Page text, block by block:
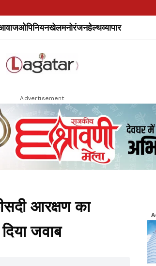
ओपिनियनखेलमनोरंजनहेल्थव्यापार
Advertisement
आरक्षण का
जवाब